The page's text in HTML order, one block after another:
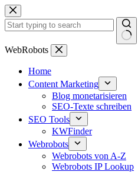
Zum
Inhalt
springen
Keine
WebRobots
Home
Content Marketing
Blog monetarisieren
SEO-Texte schreiben
SEO Tools
KWFinder
Webrobots
Webrobots von A-Z
Webrobots IP Lookup